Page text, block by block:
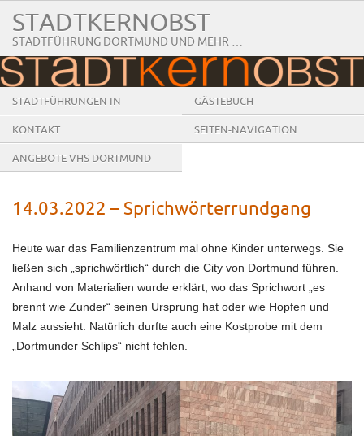
STADTKERNOBST
STADTFÜHRUNG DORTMUND UND MEHR …
STADTFÜHRUNGEN IN
DORTMUND
GÄSTEBUCH
KONTAKT SEITEN-NAVIGATION
ANGEBOTE VHS DORTMUND
14.03.2022 – Sprichwörterrundgang
Heute war das Familienzentrum mal ohne Kinder unterwegs. Sie
ließen sich „sprichwörtlich“ durch die City von Dortmund führen.
Anhand von Materialien wurde erklärt, wo das Sprichwort „es
brennt wie Zunder“ seinen Ursprung hat oder wie Hopfen und
Malz aussieht. Natürlich durfte auch eine Kostprobe mit dem
„Dortmunder Schlips“ nicht fehlen.